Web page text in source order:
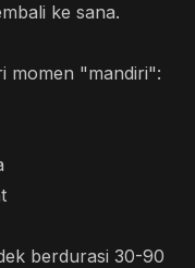
ke sana.
momen "mandiri":
berdurasi 30-90